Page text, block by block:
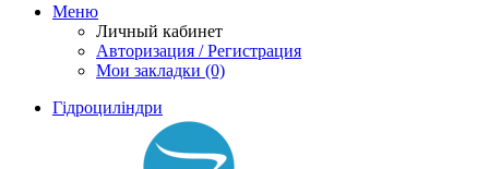
Меню
Личный кабинет
Авторизация / Регистрация
Мои закладки (0)
Гідроциліндри